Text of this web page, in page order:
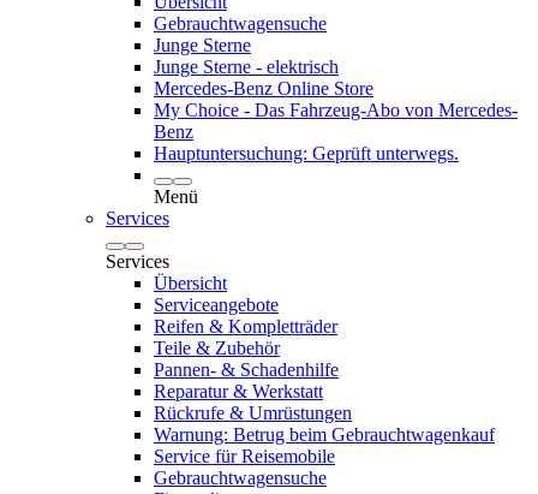
Gebrauchtwagensuche
Junge Sterne
Junge Sterne - elektrisch
Mercedes-Benz Online Store
My Choice - Das Fahrzeug-Abo von Mercedes-
Benz
Hauptuntersuchung: Geprüft unterwegs.
Menü
Services
Services
Übersicht
Serviceangebote
Reifen & Kompletträder
Teile & Zubehör
Pannen- & Schadenhilfe
Reparatur & Werkstatt
Rückrufe & Umrüstungen
Warnung: Betrug beim Gebrauchtwagenkauf
Service für Reisemobile
Gebrauchtwagensuche